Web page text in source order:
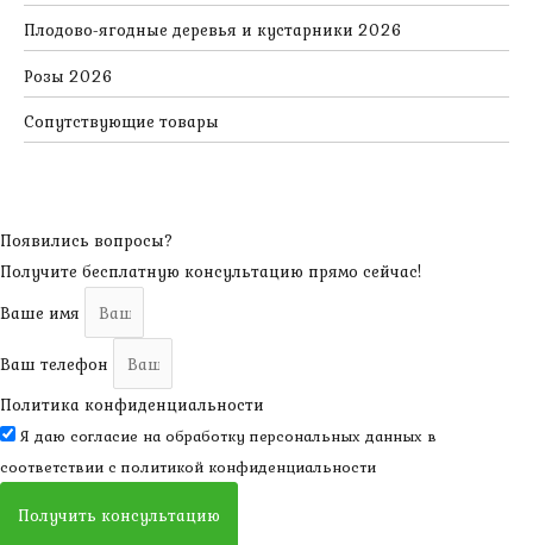
Плодово-ягодные деревья и кустарники 2026
Розы 2026
Сопутствующие товары
Появились вопросы?
Получите бесплатную консультацию прямо сейчас!
Ваше имя
Ваш телефон
Политика конфиденциальности
Я даю согласие на обработку персональных данных в
соответствии с политикой конфиденциальности
Получить консультацию